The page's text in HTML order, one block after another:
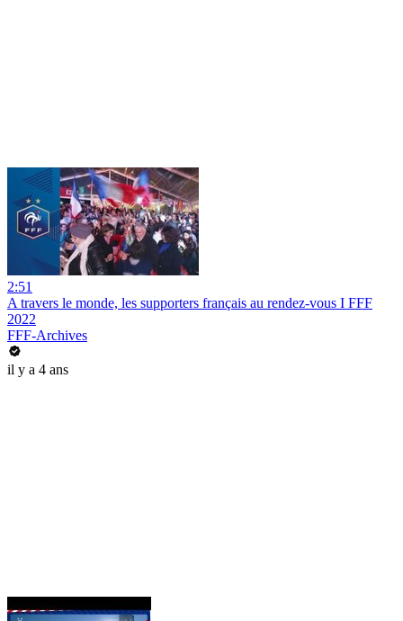
2:51
A travers le monde, les supporters français au rendez-vous I FFF
2022
FFF-Archives
il y a 4 ans